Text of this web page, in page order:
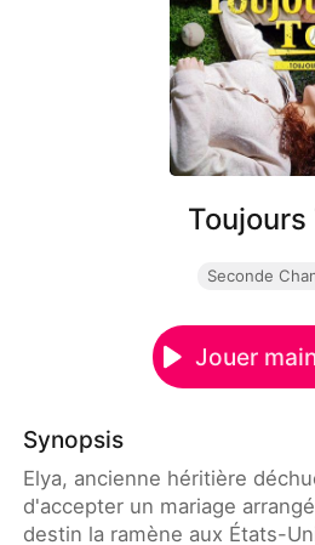
Toujours
Seconde
Jouer
Synopsis
Elya, ancienne héritière
d'accepter un mariage
destin la ramène aux États-